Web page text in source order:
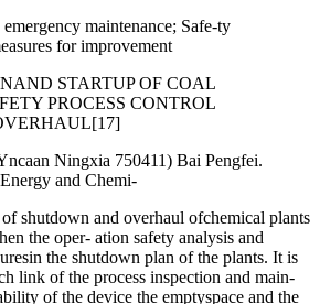
maintenance; Safe-ty
for improvement
STARTUP OF COAL
PROCESS CONTROL
Ningxia 750411) Bai Pengfei.
and Chemi-
shutdown and overhaul ofchemical plants
the oper- ation safety analysis and
the shutdown plan of the plants. It is
link of the process inspection and main-
of the device the emptyspace and the